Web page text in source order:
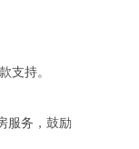
支持。
服务，鼓励